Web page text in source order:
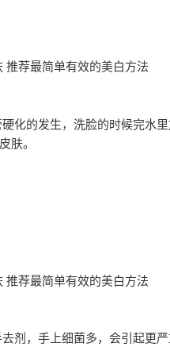
荐最简单有效的美白方法
化的发生，洗脸的时候完水
肤。
荐最简单有效的美白方法
剂，手上细菌多，会引起更